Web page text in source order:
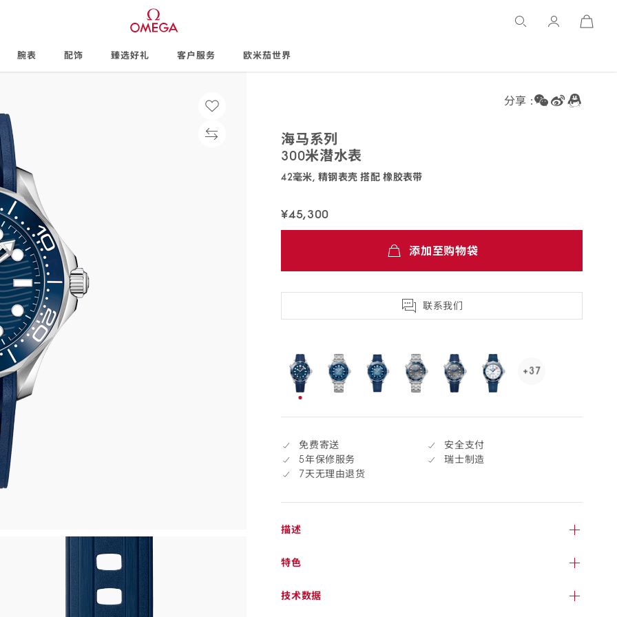
Open
腕表 配饰 臻选好礼 客户服务 欧米茄世界
分享 :
海马系列
300米潜水表
42毫米, 精钢表壳 搭配 橡胶表带
¥45,300
配
退
添加至购物袋
联系我们
选
selected
+37
See
click
免费寄送
安全支付
5年保修服务
瑞士制造
7天无理由退货
描述
特色
技术数据